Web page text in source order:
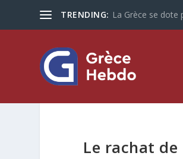
TRENDING: La Grèce se dote
Le rachat